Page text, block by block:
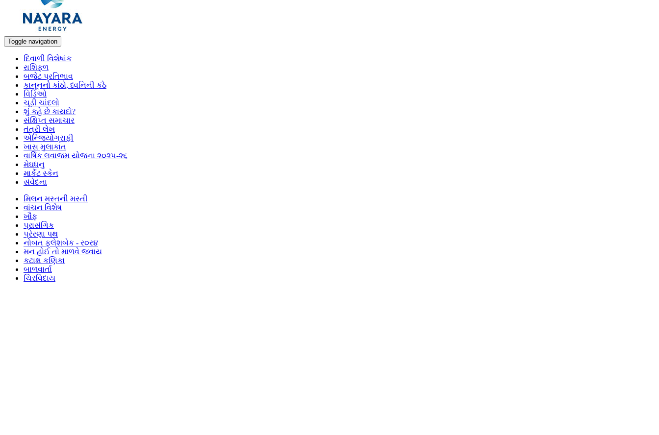
Toggle navigation
દિવાળી વિશેષાંક
રાશિફળ
બજેટ પ્રતિભાવ
કાનૂનનો કાંઠો, ધ્વનિની કંઠે
વિડિઓ
ચૂડી ચાંદલો
શું કહે છે કાયદો?
સંક્ષિપ્ત સમાચાર
તંત્રી લેખ
એન્જિયોગ્રાફી
ખાસ મુલાકાત
વાર્ષિક લવાજમ યોજના ૨૦૨૫-૨૬
મેઘધનુ
માર્કેટ સ્કેન
સંવેદના
મિલન મસ્તની મસ્તી
વાંચન વિશેષ
ખૌફ
પ્રાસંગિક
પ્રેરણા પથ
નોબત ફ્લેશબેક - ર૦ર૪
મન હોઈ તો માળવે જવાય
કટાક્ષ કણિકા
બાળવાર્તા
ચિરવિદાય